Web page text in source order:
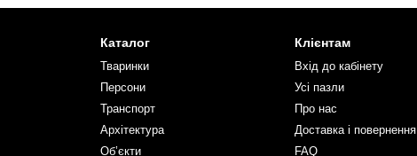
Каталог
Тваринки
Персони
Транспорт
Архітектура
Об’єкти
Клієнтам
Вхід до кабінету
Усі пазли
Про нас
Доставка і повернення
FAQ